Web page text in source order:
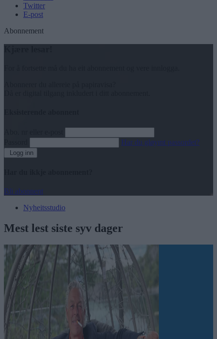
Twitter
E-post
Abonnement
Har du gløymt passordet?
Logg inn
Bli abonnent
Nyheitsstudio
Mest lest siste syv dager